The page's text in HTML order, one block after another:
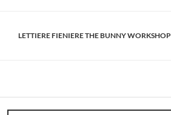
LETTIERE FIENIERE THE BUNNY WORKSHOP